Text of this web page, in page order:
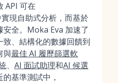
API 可在
現自助式分析，而基於
全。Moka Eva 加速了
、結構化的數據回饋到
與最佳 AI 履歷篩選軟
、 AI 面試助理和AI 候選
基準測試中，